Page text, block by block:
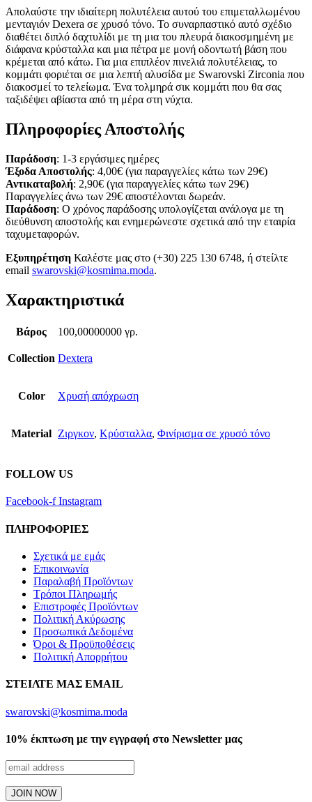
Απολαύστε την ιδιαίτερη πολυτέλεια αυτού του επιμεταλλωμένου
μενταγιόν Dexera σε χρυσό τόνο. Το συναρπαστικό αυτό σχέδιο
διαθέτει διπλό δαχτυλίδι με τη μια του πλευρά διακοσμημένη με
διάφανα κρύσταλλα και μια πέτρα με μονή οδοντωτή βάση που
κρέμεται από κάτω. Για μια επιπλέον πινελιά πολυτέλειας, το
κομμάτι φοριέται σε μια λεπτή αλυσίδα με Swarovski Zirconia που
διακοσμεί το τελείωμα. Ένα τολμηρά σικ κομμάτι που θα σας
ταξιδέψει αβίαστα από τη μέρα στη νύχτα.
Πληροφορίες Αποστολής
Παράδοση: 1-3 εργάσιμες ημέρες
Έξοδα Αποστολής: 4,00€ (για παραγγελίες κάτω των 29€)
Αντικαταβολή: 2,90€ (για παραγγελίες κάτω των 29€)
Παραγγελίες άνω των 29€ αποστέλονται δωρεάν.
Παράδοση: Ο χρόνος παράδοσης υπολογίζεται ανάλογα με τη
διεύθυνση αποστολής και ενημερώνεστε σχετικά από την εταιρία
ταχυμεταφορών.
Εξυπηρέτηση Καλέστε μας στο (+30) 225 130 6748, ή στείλτε
email swarovski@kosmima.moda.
Χαρακτηριστικά
Βάρος 100,00000000 γρ.
Collection Dextera
Color Χρυσή απόχρωση
Material Ζιργκον, Κρύσταλλα, Φινίρισμα σε χρυσό τόνο
FOLLOW US
Facebook-f Instagram
ΠΛΗΡΟΦΟΡΙΕΣ
Σχετικά με εμάς
Επικοινωνία
Παραλαβή Προϊόντων
Τρόποι Πληρωμής
Επιστροφές Προϊόντων
Πολιτική Ακύρωσης
Προσωπικά Δεδομένα
Όροι & Προϋποθέσεις
Πολιτική Απορρήτου
ΣΤΕΙΛΤΕ ΜΑΣ EMAIL
swarovski@kosmima.moda
10% έκπτωση με την εγγραφή στο Newsletter μας